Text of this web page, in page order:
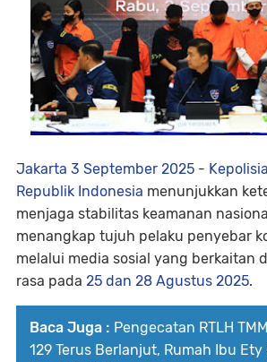
Jakarta 3 September 2025 -
Republik Indonesia menunjukkan
menjaga stabilitas keamanan
menangkap tujuh pelaku penyebar
melalui media sosial yang berkaitan
rasa pada 25 dan 28 Agustus 2025.
Baca Juga : Pengecatan RTLH
129 Terus Berlanjut, Rumah Ibu Ety